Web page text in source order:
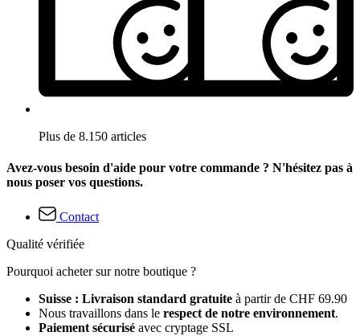
Plus de 8.150 articles
Avez-vous besoin d'aide pour votre commande ? N'hésitez pas à
nous poser vos questions.
Contact
Qualité vérifiée
Pourquoi acheter sur notre boutique ?
Suisse : Livraison standard gratuite à partir de CHF 69.90
Nous travaillons dans le respect de notre environnement.
Paiement sécurisé avec cryptage SSL